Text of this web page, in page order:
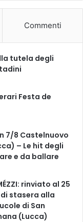
Commenti
tutela degli
Festa de
7/8 Castelnuovo
– Le hit degli
e da ballare
rinviato al 25
stasera alla
di San
(Lucca)